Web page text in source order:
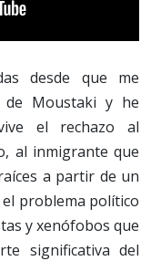
desde que me
Moustaki y he
el rechazo al
al inmigrante que
a partir de un
problema político
y xenófobos que
significativa del